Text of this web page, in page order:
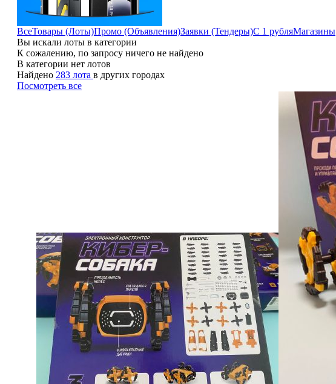
ВсеТовары (Лоты)Промо (Объявления)Заявки (Тендеры)С 1 рубляМагазины
Вы искали лоты в категории
К сожалению, по запросу ничего не найдено
В категории нет лотов
Найдено 283 лота в других городах
Посмотреть все